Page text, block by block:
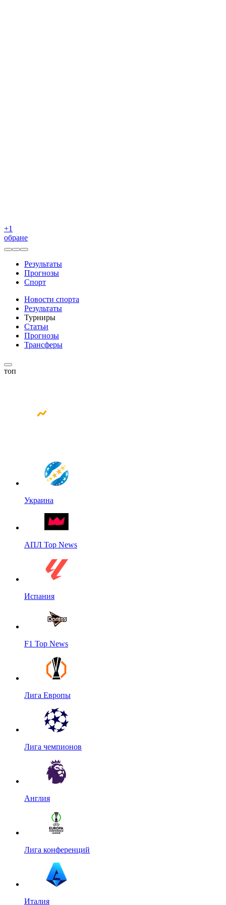
+1
обране
Результаты
Прогнозы
Спорт
Новости спорта
Результаты
Турниры
Статьи
Прогнозы
Трансферы
топ
Украина
АПЛ Top News
Испания
F1 Top News
Лига Европы
Лига чемпионов
Англия
Лига конференций
Италия